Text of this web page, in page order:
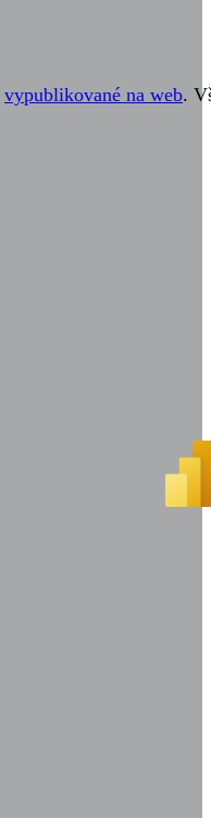
vypublikované na web.